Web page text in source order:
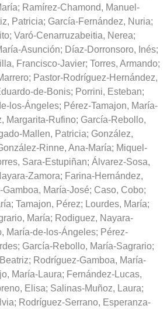
; Ramírez-Chamond, Manuel-
Patricia; García-Fernández, Nuria;
; Varó-Cenarruzabeitia, Nerea;
Asunción; Díaz-Dorronsoro, Inés;
Francisco-Javier; Torres, Armando;
; Pastor-Rodríguez-Hernández,
de-Bonis; Porrini, Esteban;
los-Ángeles; Pérez-Tamajon, María-
Margarita-Rufino; García-Rebollo,
Mallen, Patricia; González,
Rinne, Ana-María; Miquel-
Sara-Estupiñan; Álvarez-Sosa,
Zamora; Farina-Hernández,
Gamboa, María-José; Caso, Cobo;
; Tamajon, Pérez; Lourdes, María;
María; Rodiguez, Nayara-
María-de-los-Ángeles; Pérez-
; García-Rebollo, María-Sagrario;
; Rodríguez-Gamboa, María-
María-Laura; Fernández-Lucas,
Elisa; Salinas-Muñoz, Laura;
; Rodríguez-Serrano, Esperanza-